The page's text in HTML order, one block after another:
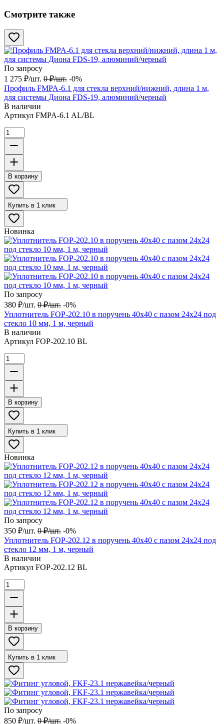
Смотрите также
По запросу
1 275 ₽/шт. 0 ₽/шт. -0%
Профиль FMPA-6.1 для стекла верхний/нижний, длина 1 м,
для системы Диона FDS-19, алюминий/черный
В наличии
Артикул FMPA-6.1 AL/BL
В корзину
Купить в 1 клик
Новинка
По запросу
380 ₽/шт. 0 ₽/шт. -0%
Уплотнитель FOP-202.10 в поручень 40х40 с пазом 24х24 под
стекло 10 мм, 1 м, черный
В наличии
Артикул FOP-202.10 BL
В корзину
Купить в 1 клик
Новинка
По запросу
350 ₽/шт. 0 ₽/шт. -0%
Уплотнитель FOP-202.12 в поручень 40х40 с пазом 24х24 под
стекло 12 мм, 1 м, черный
В наличии
Артикул FOP-202.12 BL
В корзину
Купить в 1 клик
По запросу
850 ₽/шт. 0 ₽/шт. -0%